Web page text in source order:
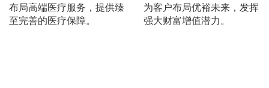
布局高端医疗服务，提供臻
至完善的医疗保障。
为客户布局优裕未来，发挥
强大财富增值潜力。